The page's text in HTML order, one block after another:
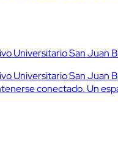
Universitario San Juan
Universitario San Juan
conectado. Un